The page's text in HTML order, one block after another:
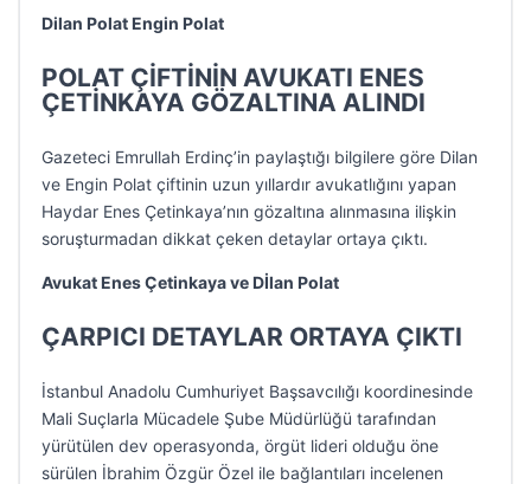
Dilan Polat Engin Polat
POLAT ÇİFTİNİN AVUKATI ENES
ÇETİNKAYA GÖZALTINA ALINDI
Gazeteci Emrullah Erdinç’in paylaştığı bilgilere göre Dilan
ve Engin Polat çiftinin uzun yıllardır avukatlığını yapan
Haydar Enes Çetinkaya’nın gözaltına alınmasına ilişkin
soruşturmadan dikkat çeken detaylar ortaya çıktı.
Avukat Enes Çetinkaya ve Dİlan Polat
ÇARPICI DETAYLAR ORTAYA ÇIKTI
İstanbul Anadolu Cumhuriyet Başsavcılığı koordinesinde
Mali Suçlarla Mücadele Şube Müdürlüğü tarafından
yürütülen dev operasyonda, örgüt lideri olduğu öne
sürülen İbrahim Özgür Özel ile bağlantıları incelenen